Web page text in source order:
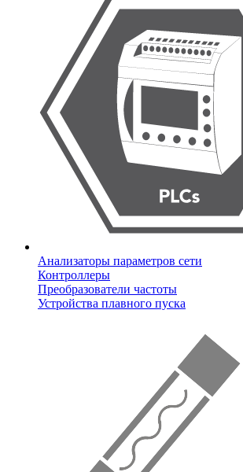
Анализаторы параметров сети
Контроллеры
Преобразователи частоты
Устройства плавного пуска